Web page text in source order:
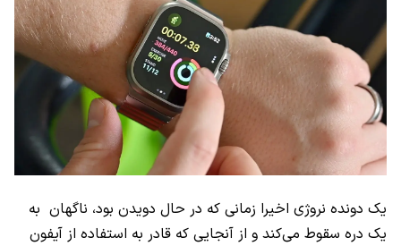
یک دونده نروژی اخیرا زمانی که در حال دویدن بود، ناگهان به
یک دره سقوط می‌کند و از آنجایی که قادر به استفاده از آیفون